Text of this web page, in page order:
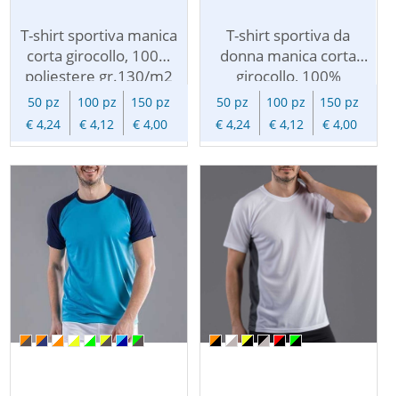
T-shirt sportiva manica
corta girocollo, 100%
poliestere gr.130/m2
con maniche raglan
per facilitare i
movimenti e tessuto
schiena, sulle maniche
e sui fianchi per
aumentarne la
traspirabilita'.
50 pz 100 pz
150 pz
€ 4,24
€ 4,12 € 4,00
T-shirt sportiva da
donna manica corta
girocollo, 100%
poliestere gr.130/m2
con maniche raglan
per facilitare i
lavorato ripstop sulla
schiena, sulle maniche
e sui fianchi per
aumentarne la
traspirabilita'.
50 pz 100 pz
150 pz
€ 4,24
€ 4,12 € 4,00